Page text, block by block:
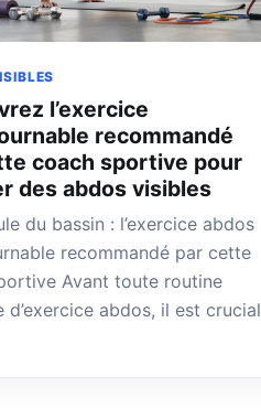
l’exercice
recommandé
coach sportive pour
des abdos visibles
du bassin : l’exercice abdos
recommandé par cette
Avant toute routine
d’exercice abdos, il est crucial